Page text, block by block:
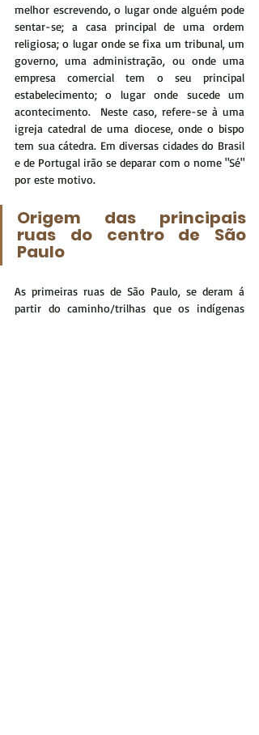
melhor escrevendo, o lugar onde alguém pode
sentar-se; a casa principal de uma ordem
religiosa; o lugar onde se fixa um tribunal, um
governo, uma administração, ou onde uma
empresa comercial tem o seu principal
estabelecimento; o lugar onde sucede um
acontecimento.  Neste caso, refere-se à uma
igreja catedral de uma diocese, onde o bispo
tem sua cátedra. Em diversas cidades do Brasil
e de Portugal irão se deparar com o nome "Sé"
por este motivo.
Origem das principais
ruas do centro de São
Paulo
As primeiras ruas de São Paulo, se deram á
partir do caminho/trilhas que os indígenas